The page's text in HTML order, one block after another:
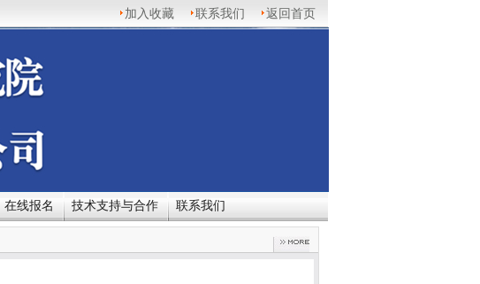
返回首页
联系我们
加入收藏
在线报名 技术支持与合作 联系我们